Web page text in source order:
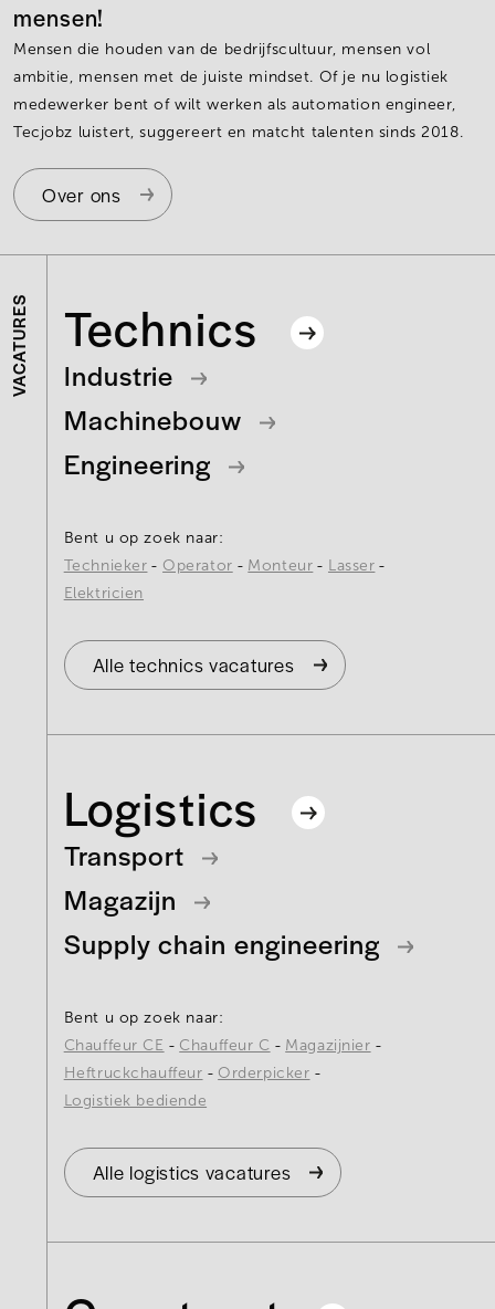
mensen!
Mensen die houden van de bedrijfscultuur, mensen vol
ambitie, mensen met de juiste mindset. Of je nu logistiek
medewerker bent of wilt werken als automation engineer,
Tecjobz luistert, suggereert en matcht talenten sinds 2018.
Over ons
VACATURES Technics
Industrie
Machinebouw
Engineering
Bent u op zoek naar:
Technieker
Operator Monteur
Lasser
Elektricien
Alle technics vacatures
Logistics
Transport
Magazijn
Supply chain engineering
Bent u op zoek naar:
Chauffeur CE
Chauffeur C
Magazijnier
Heftruckchauffeur
Orderpicker
Logistiek bediende
Alle logistics vacatures